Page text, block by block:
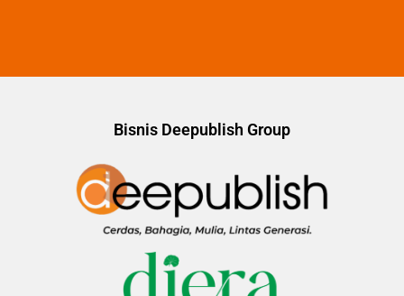
Bisnis Deepublish Group